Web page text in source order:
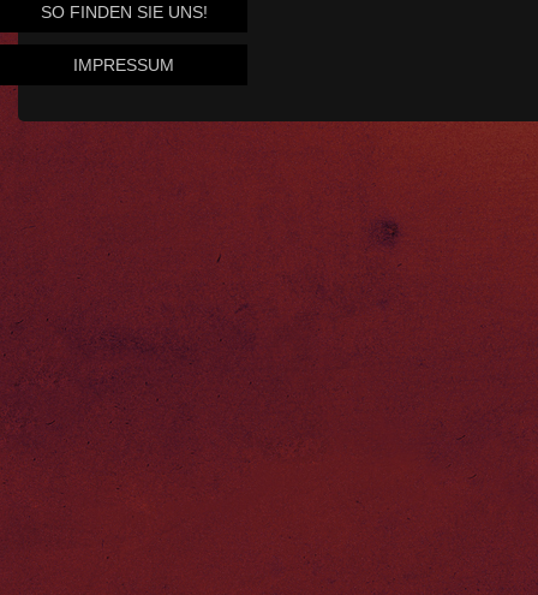
SO FINDEN SIE UNS!
IMPRESSUM